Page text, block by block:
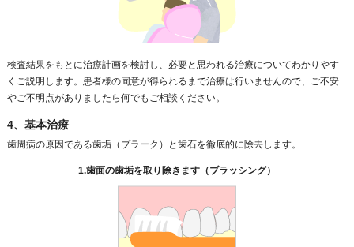
検査結果をもとに治療計画を検討し、必要と思われる治療についてわかりやす
くご説明します。患者様の同意が得られるまで治療は行いませんので、ご不安
やご不明点がありましたら何でもご相談ください。
4、基本治療
歯周病の原因である歯垢（プラーク）と歯石を徹底的に除去します。
1.歯面の歯垢を取り除きます（ブラッシング）